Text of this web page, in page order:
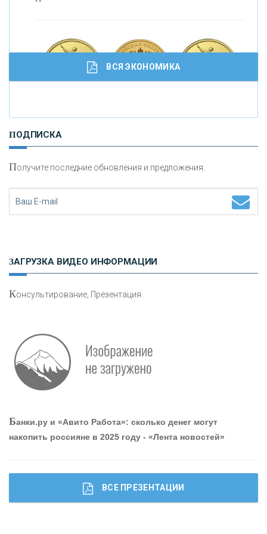
Работа мечты. Что банки делают для того, чтобы
привлечь и удержать персонал - «Интервью»
И
сохранения и увеличения капитала
ВСЯ ЭКОНОМИКА
ПОДПИСКА
Получите последние обновления и предложения.
ЗАГРУЗКА ВИДЕО ИНФОРМАЦИИ
Консультирование, Презентация
Банки.ру и «Авито Работа»: сколько денег могут
накопить россияне в 2025 году - «Лента новостей»
ВСЕ ПРЕЗЕНТАЦИИ